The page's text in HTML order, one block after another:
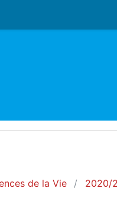
de la Vie 2020/